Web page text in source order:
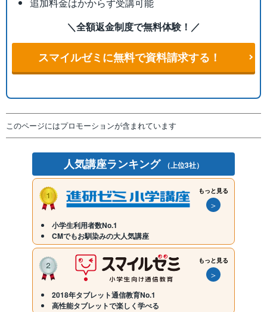
＼全額返金制度で無料体験！／
スマイルゼミに無料で資料請求する！
このページにはプロモーションが含まれています
人気講座ランキング （上位3社）
もっと見る
＞
小学生利用者数No.1
CMでもお馴染みの大人気講座
もっと見る
＞
2018年タブレット通信教育No.1
高性能タブレットで楽しく学べる